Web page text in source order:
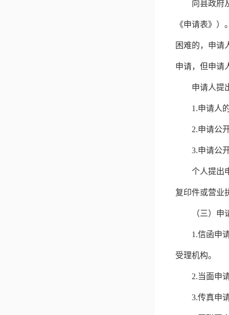
向县政府
《申请表》
困难的，申请
申请，但申请
申请人提
1.申请人
2.申请公
3.申请公
个人提出
复印件或营业
（三）申
1.信函申
受理机构。
2.当面申
3.传真申